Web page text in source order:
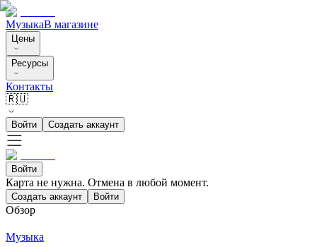
МузыкаВ магазине
Цены
Ресурсы
Контакты
🇷🇺
Войти Создать аккаунт
Войти
Карта не нужна. Отмена в любой момент.
Создать аккаунт Войти
Обзор
Музыка